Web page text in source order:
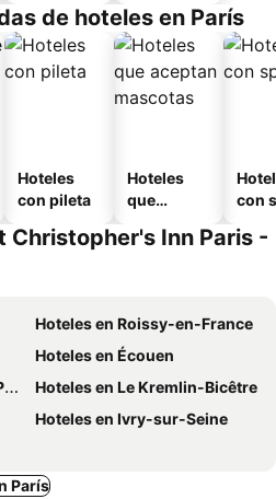
de hoteles en París
Hoteles
con pileta
Hoteles
que
mascotas
con
Christopher's Inn Paris -
Hoteles en Roissy-en-France
Hoteles en Écouen
Hoteles en Le Kremlin-Bicêtre
Hoteles en Ivry-sur-Seine
París